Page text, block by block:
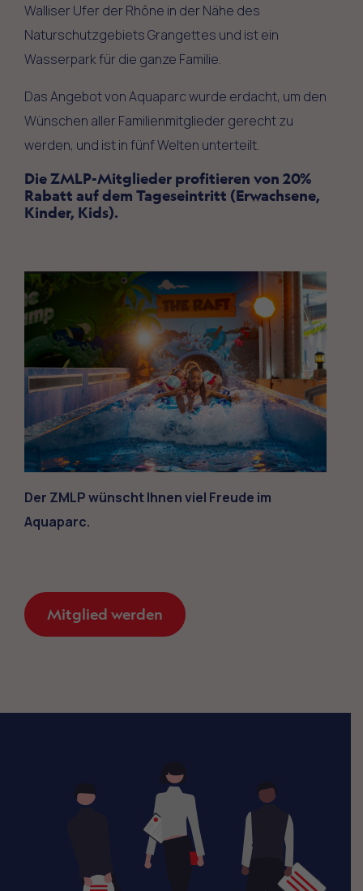
Walliser Ufer der Rhône in der Nähe des
Naturschutzgebiets Grangettes und ist ein
Wasserpark für die ganze Familie.
Das Angebot von Aquaparc wurde erdacht, um den
Wünschen aller Familienmitglieder gerecht zu
werden, und ist in fünf Welten unterteilt.
Die ZMLP-Mitglieder profitieren von 20%
Rabatt auf dem Tageseintritt (Erwachsene,
Kinder, Kids).
Der ZMLP wünscht Ihnen viel Freude im
Aquaparc.
Mitglied werden